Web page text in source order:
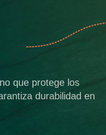
que protege los
durabilidad en